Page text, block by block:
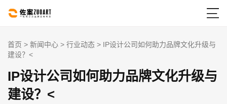

首页 > 新闻中心 > 行业动态 > IP设计公司如何助力品牌文化升级与
建设？<
IP设计公司如何助力品牌文化升级与
建设？<